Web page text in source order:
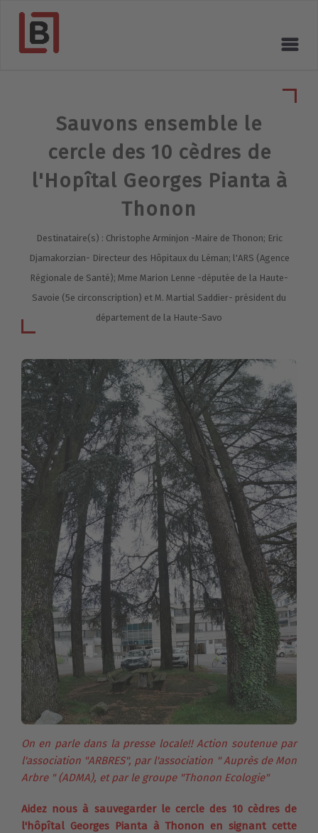
Sauvons ensemble le
cercle des 10 cèdres de
l'Hopîtal Georges Pianta à
Thonon
Destinataire(s) : Christophe Arminjon -Maire de Thonon; Eric
Djamakorzian- Directeur des Hôpitaux du Léman; l'ARS (Agence
Régionale de Santé); Mme Marion Lenne -députée de la Haute-
Savoie (5e circonscription) et M. Martial Saddier- président du
département de la Haute-Savo
On en parle dans la presse locale!! Action soutenue par
l'association "ARBRES", par l'association " Auprès de Mon
Arbre " (ADMA), et par le groupe "Thonon Ecologie"
Aidez nous à sauvegarder le cercle des 10 cèdres de
l'hôpîtal Georges Pianta à Thonon en signant cette